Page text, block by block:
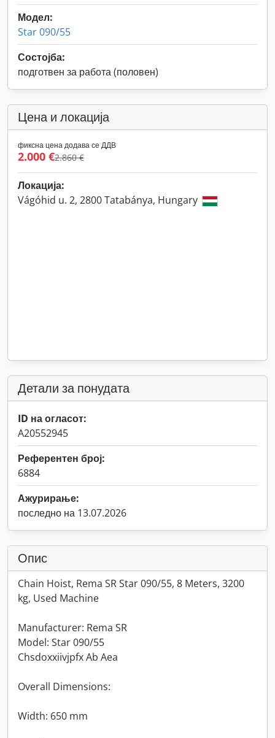
Модел:
Star 090/55
Состојба:
подготвен за работа (половен)
Цена и локација
фиксна цена додава се ДДВ
2.000 €2.860 €
Локација:
Vágóhid u. 2, 2800 Tatabánya, Hungary
Детали за понудата
ID на огласот:
A20552945
Референтен број:
6884
Ажурирање:
последно на 13.07.2026
Опис
Chain Hoist, Rema SR Star 090/55, 8 Meters, 3200
kg, Used Machine
Manufacturer: Rema SR
Model: Star 090/55
Chsdoxxiivjpfx Ab Aea
Overall Dimensions:
Width: 650 mm